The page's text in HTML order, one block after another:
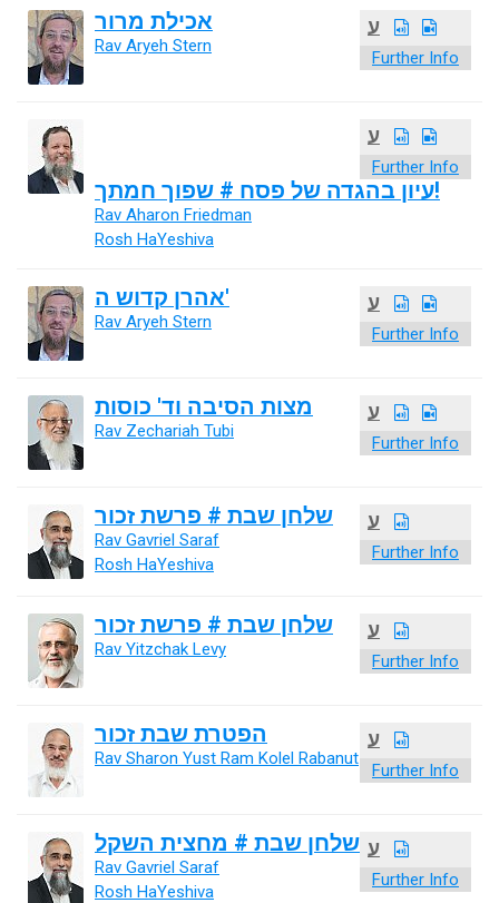
ע
Further Info
אכילת מרור
Rav Aryeh Stern
ע
Further Info
עיון בהגדה של פסח # שפוך חמתך!
Rav Aharon Friedman
Rosh HaYeshiva
ע
Further Info
אהרן קדוש ה'
Rav Aryeh Stern
ע
Further Info
מצות הסיבה וד' כוסות
Rav Zechariah Tubi
ע
Further Info
שלחן שבת # פרשת זכור
Rav Gavriel Saraf
Rosh HaYeshiva
ע
Further Info
שלחן שבת # פרשת זכור
Rav Yitzchak Levy
ע
Further Info
הפטרת שבת זכור
Rav Sharon Yust Ram Kolel Rabanut
ע
Further Info
שלחן שבת # מחצית השקל
Rav Gavriel Saraf
Rosh HaYeshiva